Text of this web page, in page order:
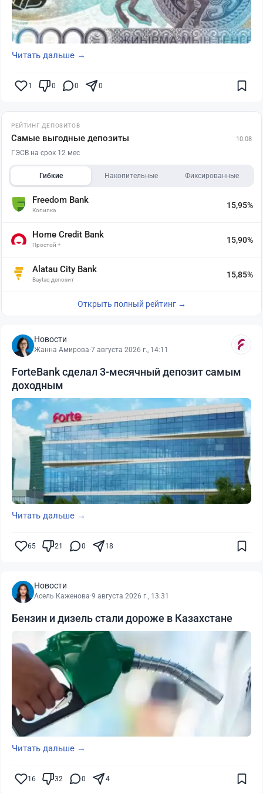
Читать дальше →
1 0 0 0
РЕЙТИНГ ДЕПОЗИТОВ
Самые выгодные депозиты 10.08
ГЭСВ на срок 12 мес
Гибкие Накопительные Фиксированные
Freedom Bank
Копилка
15,95%
Home Credit Bank
Простой +
15,90%
Alatau City Bank
Baytaq депозит
15,85%
Открыть полный рейтинг →
Новости
Жанна Амирова·7 августа 2026 г., 14:11
ForteBank сделал 3-месячный депозит самым
доходным
Читать дальше →
65 21 0 18
Новости
Асель Каженова·9 августа 2026 г., 13:31
Бензин и дизель стали дороже в Казахстане
Читать дальше →
16 32 0 4